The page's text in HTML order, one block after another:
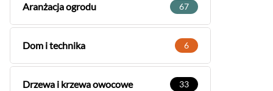
Aranżacja ogrodu 67
Dom i technika 6
Drzewa i krzewa owocowe 33